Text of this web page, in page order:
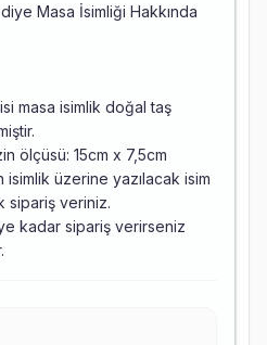
Masa İsimliği Hakkında
masa isimlik doğal taş
ölçüsü: 15cm x 7,5cm
üzerine yazılacak isim
sipariş veriniz.
kadar sipariş verirseniz